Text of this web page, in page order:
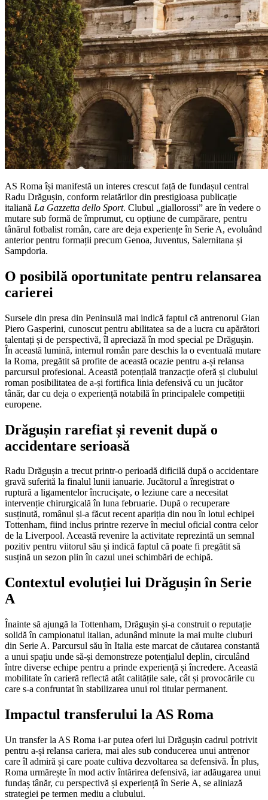
AS Roma își manifestă un interes crescut față de fundașul central
Radu Drăgușin, conform relatărilor din prestigioasa publicație
italiană La Gazzetta dello Sport. Clubul „giallorossi” are în vedere o
mutare sub formă de împrumut, cu opțiune de cumpărare, pentru
tânărul fotbalist român, care are deja experiențe în Serie A, evoluând
anterior pentru formații precum Genoa, Juventus, Salernitana și
Sampdoria.
O posibilă oportunitate pentru relansarea
carierei
Sursele din presa din Peninsulă mai indică faptul că antrenorul Gian
Piero Gasperini, cunoscut pentru abilitatea sa de a lucra cu apărători
talentați și de perspectivă, îl apreciază în mod special pe Drăgușin.
În această lumină, internul român pare deschis la o eventuală mutare
la Roma, pregătit să profite de această ocazie pentru a-și relansa
parcursul profesional. Această potențială tranzacție oferă și clubului
roman posibilitatea de a-și fortifica linia defensivă cu un jucător
tânăr, dar cu deja o experiență notabilă în principalele competiții
europene.
Drăgușin rarefiat și revenit după o
accidentare serioasă
Radu Drăgușin a trecut printr-o perioadă dificilă după o accidentare
gravă suferită la finalul lunii ianuarie. Jucătorul a înregistrat o
ruptură a ligamentelor încrucișate, o leziune care a necesitat
intervenție chirurgicală în luna februarie. După o recuperare
susținută, românul și-a făcut recent apariția din nou în lotul echipei
Tottenham, fiind inclus printre rezerve în meciul oficial contra celor
de la Liverpool. Această revenire la activitate reprezintă un semnal
pozitiv pentru viitorul său și indică faptul că poate fi pregătit să
susțină un sezon plin în cazul unei schimbări de echipă.
Contextul evoluției lui Drăgușin în Serie
A
Înainte să ajungă la Tottenham, Drăgușin și-a construit o reputație
solidă în campionatul italian, adunând minute la mai multe cluburi
din Serie A. Parcursul său în Italia este marcat de căutarea constantă
a unui spațiu unde să-și demonstreze potențialul deplin, circulând
între diverse echipe pentru a prinde experiență și încredere. Această
mobilitate în carieră reflectă atât calitățile sale, cât și provocările cu
care s-a confruntat în stabilizarea unui rol titular permanent.
Impactul transferului la AS Roma
Un transfer la AS Roma i-ar putea oferi lui Drăgușin cadrul potrivit
pentru a-și relansa cariera, mai ales sub conducerea unui antrenor
care îl admiră și care poate cultiva dezvoltarea sa defensivă. În plus,
Roma urmărește în mod activ întărirea defensivă, iar adăugarea unui
fundaș tânăr, cu perspectivă și experiență în Serie A, se aliniază
strategiei pe termen mediu a clubului.